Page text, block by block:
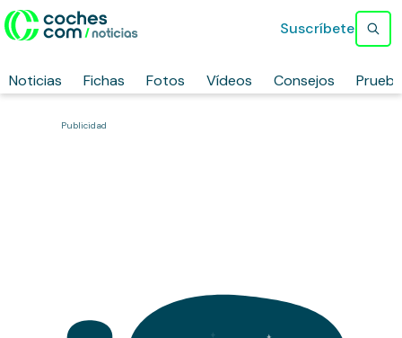
Noticias Fichas Fotos Vídeos Consejos
Suscríbete
Publicidad